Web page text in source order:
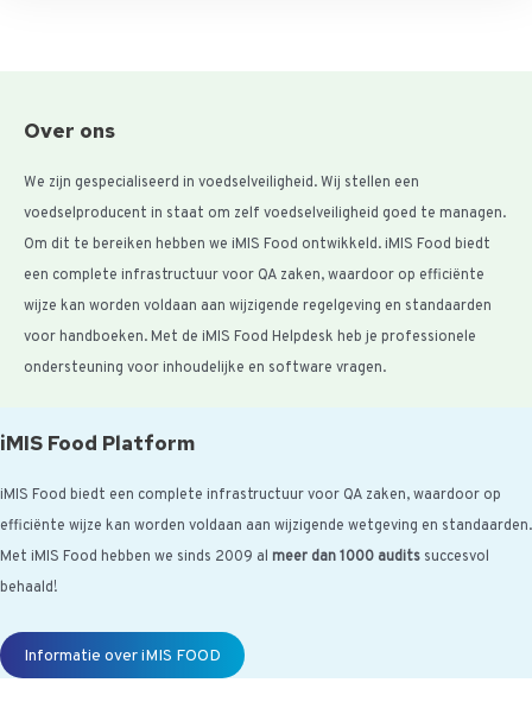
Over ons
We zijn gespecialiseerd in voedselveiligheid. Wij stellen een
voedselproducent in staat om zelf voedselveiligheid goed te managen.
Om dit te bereiken hebben we iMIS Food ontwikkeld. iMIS Food biedt
een complete infrastructuur voor QA zaken, waardoor op efficiënte
wijze kan worden voldaan aan wijzigende regelgeving en standaarden
voor handboeken. Met de iMIS Food Helpdesk heb je professionele
ondersteuning voor inhoudelijke en software vragen.
iMIS Food Platform
iMIS Food biedt een complete infrastructuur voor QA zaken, waardoor op
efficiënte wijze kan worden voldaan aan wijzigende wetgeving en standaarden.
Met iMIS Food hebben we sinds 2009 al meer dan 1000 audits succesvol
behaald!
Informatie over iMIS FOOD